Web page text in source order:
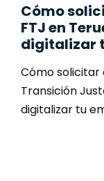
Cómo
FTJ en
digitalizar
Cómo solicitar
Transición
digitalizar tu